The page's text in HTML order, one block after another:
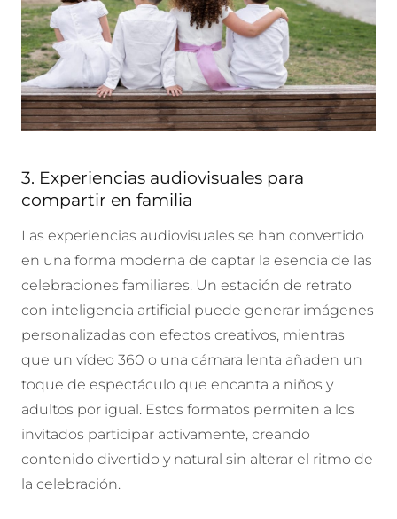
3. Experiencias audiovisuales para
compartir en familia
Las experiencias audiovisuales se han convertido
en una forma moderna de captar la esencia de las
celebraciones familiares. Un estación de retrato
con inteligencia artificial puede generar imágenes
personalizadas con efectos creativos, mientras
que un vídeo 360 o una cámara lenta añaden un
toque de espectáculo que encanta a niños y
adultos por igual. Estos formatos permiten a los
invitados participar activamente, creando
contenido divertido y natural sin alterar el ritmo de
la celebración.